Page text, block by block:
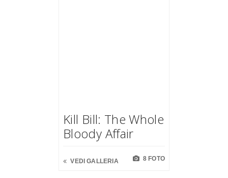
Kill Bill: The Whole
Bloody Affair
VEDI GALLERIA 8 FOTO